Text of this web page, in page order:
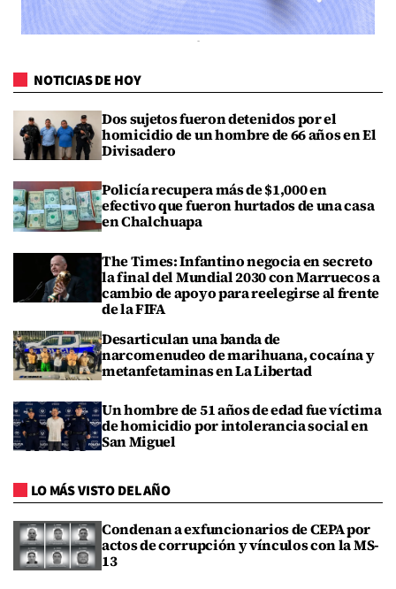
NOTICIAS DE HOY
Dos sujetos fueron detenidos por el
homicidio de un hombre de 66 años en El
Divisadero
Policía recupera más de $1,000 en
efectivo que fueron hurtados de una casa
en Chalchuapa
The Times: Infantino negocia en secreto
la final del Mundial 2030 con Marruecos a
cambio de apoyo para reelegirse al frente
de la FIFA
Desarticulan una banda de
narcomenudeo de marihuana, cocaína y
metanfetaminas en La Libertad
Un hombre de 51 años de edad fue víctima
de homicidio por intolerancia social en
San Miguel
LO MÁS VISTO DEL AÑO
Condenan a exfuncionarios de CEPA por
actos de corrupción y vínculos con la MS-
13